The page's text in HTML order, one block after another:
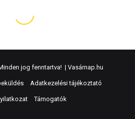
jog fenntartva! | Vasárnap.hu
Adatkezelési tájékoztató
Támogatók